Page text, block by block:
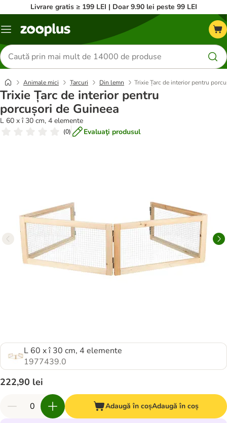
Livrare gratis ≥ 199 LEI | Doar 9.90 lei peste 99 LEI
Categorii
Căutare
produse
Animale mici Țarcuri Din lemn Trixie Țarc de interior pentru
Trixie Țarc de interior pentru
porcușori de Guineea
L 60 x î 30 cm, 4 elemente
(0) Evaluaţi produsul
L 60 x î 30 cm, 4 elemente
1977439.0
222,90 lei
Adaugă în coșAdaugă în coș